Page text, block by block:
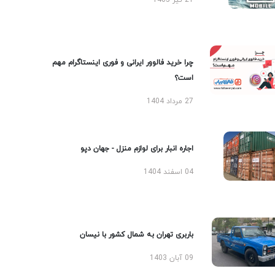
چرا خرید فالوور ایرانی و فوری اینستاگرام مهم
است؟
27 مرداد 1404
اجاره انبار برای لوازم منزل - جهان دپو
04 اسفند 1404
باربری تهران به شمال کشور با نیسان
09 آبان 1403